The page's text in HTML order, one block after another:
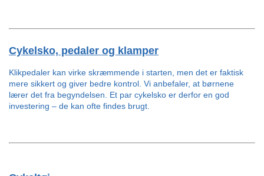
Cykelsko, pedaler og klamper
Klikpedaler kan virke skræmmende i starten, men det er faktisk
mere sikkert og giver bedre kontrol. Vi anbefaler, at børnene
lærer det fra begyndelsen. Et par cykelsko er derfor en god
investering – de kan ofte findes brugt.